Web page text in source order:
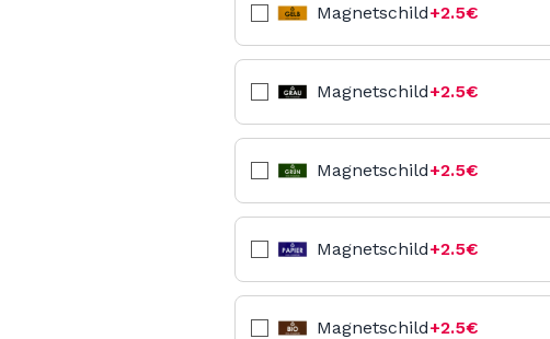
Magnetschild+2.5€
Magnetschild+2.5€
Magnetschild+2.5€
Magnetschild+2.5€
Magnetschild+2.5€